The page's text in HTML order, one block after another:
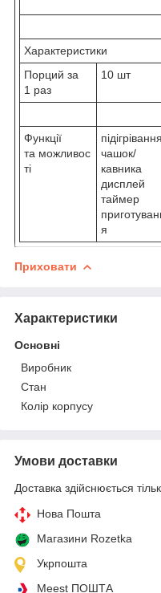
Характеристики
Порций за
1 раз
10 шт
Функції
та можливос
ті
підігрівання
чашок/
кавника
дисплей
таймер
я
Приховати
Характеристики
Основні
Виробник
Стан
Колір корпусу
Умови доставки
Доставка здійснюється
Нова Пошта
Магазини Rozetka
Укрпошта
Meest ПОШТА